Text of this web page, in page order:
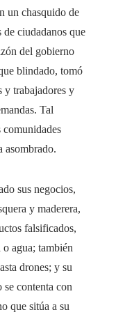
un chasquido de
de ciudadanos que
del gobierno
blindado, tomó
y trabajadores y
Tal
comunidades
asombrado.
sus negocios,
y maderera,
falsificados,
agua; también
drones; y su
contenta con
que sitúa a su